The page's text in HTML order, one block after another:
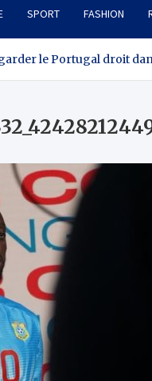
SPORT FASHION
le Portugal droit